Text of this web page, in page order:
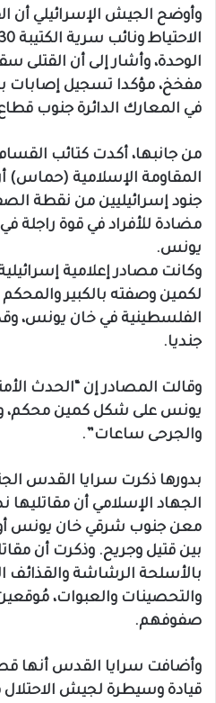
الوحدة، وأشار إلى أن القتلى
مفخخ، مؤكدا تسجيل إصابات
في المعارك الدائرة جنوب
من جانبها، أكدت كتائب
جنود إسرائيليين من نقطة
مضادة للأفراد في قوة راجلة
يونس.
وكانت مصادر إعلامية
لكمين وصفته بالكبير والمحكم
جنديا.
وقالت المصادر إن “الحدث
يونس على شكل كمين محكم،
والجرحى ساعات”.
بدورها ذكرت سرايا القدس
الجهاد الإسلامي أن
معن جنوب شرقي خان يونس
بين قتيل وجريح. وذكرت أن
بالأسلحة الرشاشة والقذائف
والتحصينات والعبوات،
صفوفهم.
وأضافت سرايا القدس أنها
قيادة وسيطرة لجيش